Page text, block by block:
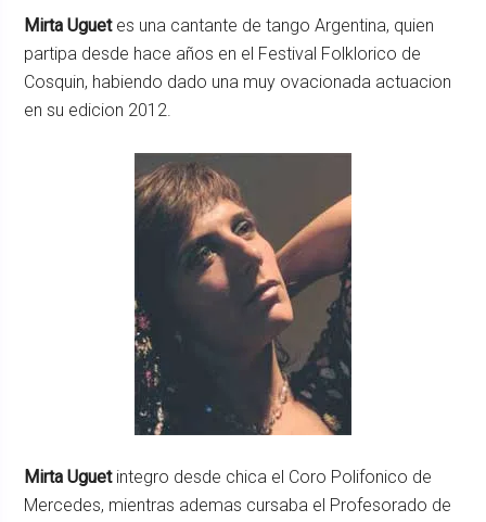
Mirta Uguetes una cantante de tango Argentina, quien
partipa desde hace años en el Festival Folklorico de
Cosquin, habiendo dado una muy ovacionada actuacion
en su edicion 2012.
Mirta Uguetintegro desde chica el Coro Polifonico de
Mercedes, mientras ademas cursaba el Profesorado de